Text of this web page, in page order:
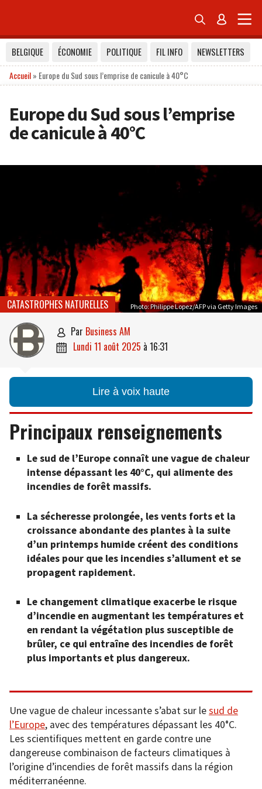
 
BELGIQUE ÉCONOMIE POLITIQUE FIL INFO
NEWSLETTERS
Accueil» Europe du Sud sous l’emprise de canicule à 40°C
Europe du Sud sous l’emprise
de canicule à 40°C
Photo: Philippe Lopez/AFP via Getty Images
CATASTROPHES NATURELLES
 par Business AM
 lundi 11 août 2025 à 16:31
Lire à voix haute
Principaux renseignements
Le sud de l’Europe connaît une vague de chaleur
intense dépassant les 40°C, qui alimente des
incendies de forêt massifs.
La sécheresse prolongée, les vents forts et la
croissance abondante des plantes à la suite
d’un printemps humide créent des conditions
idéales pour que les incendies s’allument et se
propagent rapidement.
Le changement climatique exacerbe le risque
d’incendie en augmentant les températures et
en rendant la végétation plus susceptible de
brûler, ce qui entraîne des incendies de forêt
plus importants et plus dangereux.
Une vague de chaleur incessante s’abat sur lesud de
l’Europe, avec des températures dépassant les 40°C.
Les scientifiques mettent en garde contre une
dangereuse combinaison de facteurs climatiques à
l’origine d’incendies de forêt massifs dans la région
méditerranéenne.